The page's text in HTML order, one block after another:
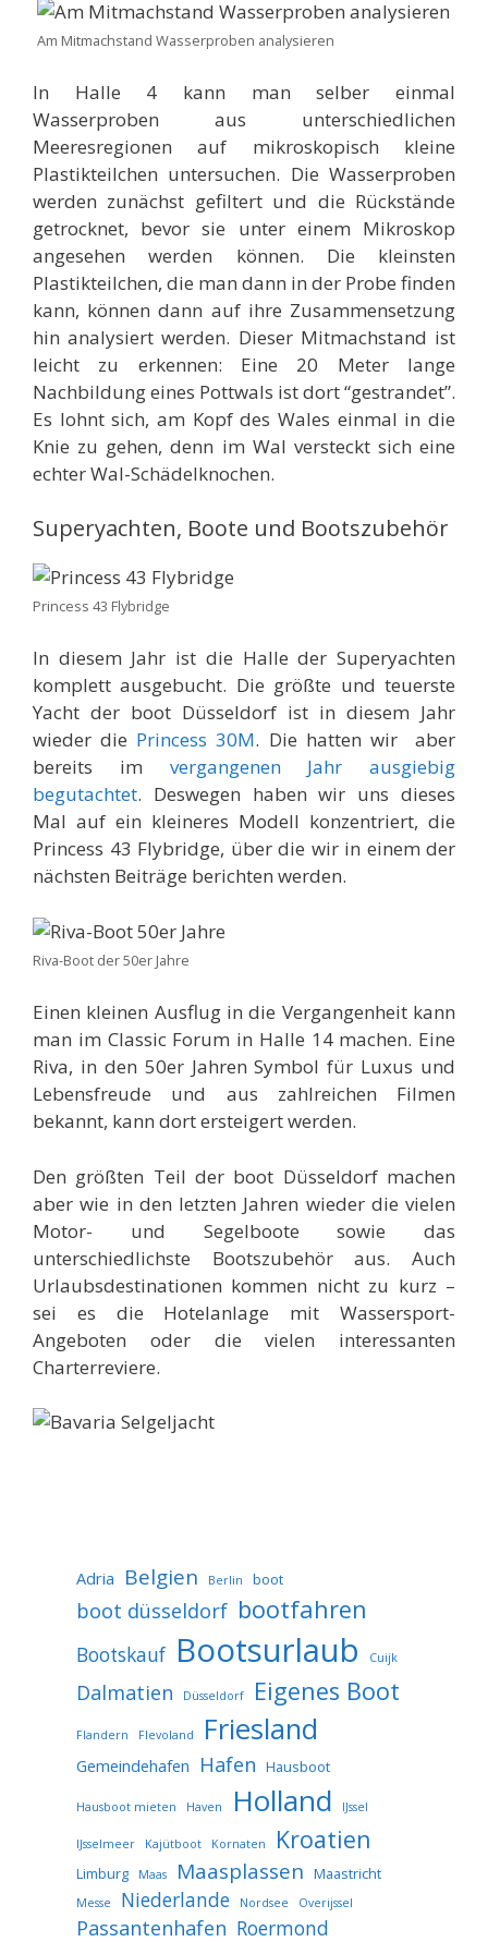
Am Mitmachstand Wasserproben analysieren
In Halle 4 kann man selber einmal
Wasserproben aus unterschiedlichen
Meeresregionen auf mikroskopisch kleine
Plastikteilchen untersuchen. Die Wasserproben
werden zunächst gefiltert und die Rückstände
getrocknet, bevor sie unter einem Mikroskop
angesehen werden können. Die kleinsten
Plastikteilchen, die man dann in der Probe finden
kann, können dann auf ihre Zusammensetzung
hin analysiert werden. Dieser Mitmachstand ist
leicht zu erkennen: Eine 20 Meter lange
Nachbildung eines Pottwals ist dort “gestrandet”.
Es lohnt sich, am Kopf des Wales einmal in die
Knie zu gehen, denn im Wal versteckt sich eine
echter Wal-Schädelknochen.
Superyachten, Boote und Bootszubehör
Princess 43 Flybridge
In diesem Jahr ist die Halle der Superyachten
komplett ausgebucht. Die größte und teuerste
Yacht der boot Düsseldorf ist in diesem Jahr
wieder die Princess 30M. Die hatten wir aber
bereits im vergangenen Jahr ausgiebig
begutachtet. Deswegen haben wir uns dieses
Mal auf ein kleineres Modell konzentriert, die
Princess 43 Flybridge, über die wir in einem der
nächsten Beiträge berichten werden.
Riva-Boot der 50er Jahre
Einen kleinen Ausflug in die Vergangenheit kann
man im Classic Forum in Halle 14 machen. Eine
Riva, in den 50er Jahren Symbol für Luxus und
Lebensfreude und aus zahlreichen Filmen
bekannt, kann dort ersteigert werden.
Den größten Teil der boot Düsseldorf machen
aber wie in den letzten Jahren wieder die vielen
Motor- und Segelboote sowie das
unterschiedlichste Bootszubehör aus. Auch
Urlaubsdestinationen kommen nicht zu kurz –
sei es die Hotelanlage mit Wassersport-
Angeboten oder die vielen interessanten
Charterreviere.
Adria Belgien Berlin boot
boot düsseldorf bootfahren
Bootskauf Bootsurlaub Cuijk
Dalmatien Düsseldorf Eigenes Boot
Flandern Flevoland Friesland
Gemeindehafen Hafen Hausboot
Hausboot mieten Haven Holland IJssel
IJsselmeer Kajütboot Kornaten Kroatien
Limburg Maas Maasplassen Maastricht
Messe Niederlande Nordsee Overijssel
Passantenhafen Roermond